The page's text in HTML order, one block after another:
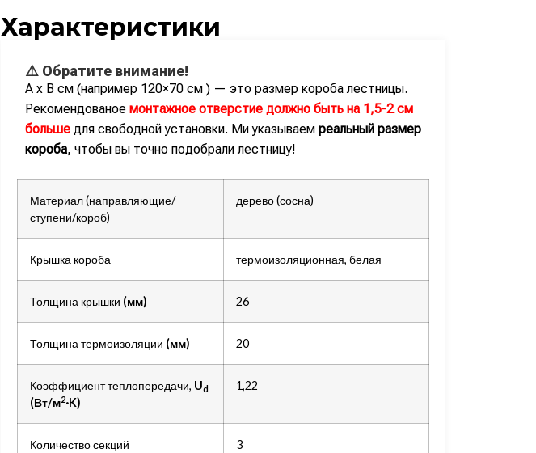
Характеристики
⚠️ Обратите внимание!
А х В см (например 120×70 см ) — это размер короба лестницы.
Рекомендованое монтажное отверстие должно быть на 1,5-2 см
больше для свободной установки. Ми указываем реальный размер
короба, чтобы вы точно подобрали лестницу!
Материал (направляющие/
ступени/короб)
дерево (сосна)
Крышка короба термоизоляционная, белая
Толщина крышки (мм) 26
Толщина термоизоляции (мм) 20
Коэффициент теплопередачи, Ud
(Вт/м2·K)
1,22
Количество секций 3